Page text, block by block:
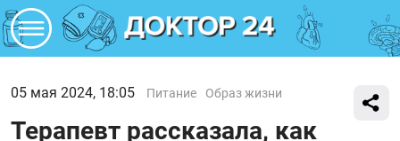
05 мая 2024, 18:05 Питание Образ жизни
Терапевт рассказала, как